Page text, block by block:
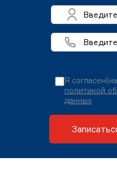
Я
политикой
данных